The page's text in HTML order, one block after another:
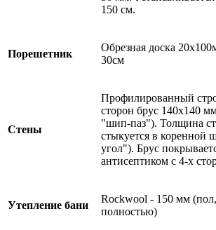
150 см.
Порешетник
Обрезная доска
30см
Стены
Профилированный
сторон брус 140х140
"шип-паз"). Толщина
стыкуется в коренной
угол"). Брус
антисептиком с 4-х
Утепление бани
Rockwool - 150 мм
полностью)